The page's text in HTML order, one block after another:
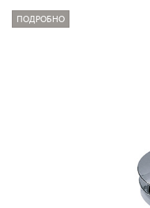
ПОДРОБНО